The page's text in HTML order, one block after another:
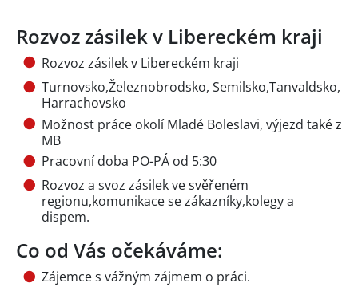
Rozvoz zásilek v Libereckém kraji
Rozvoz zásilek v Libereckém kraji
Turnovsko,Železnobrodsko, Semilsko,Tanvaldsko,
Harrachovsko
Možnost práce okolí Mladé Boleslavi, výjezd také z
MB
Pracovní doba PO-PÁ od 5:30
Rozvoz a svoz zásilek ve svěřeném
regionu,komunikace se zákazníky,kolegy a
dispem.
Co od Vás očekáváme:
Zájemce s vážným zájmem o práci.